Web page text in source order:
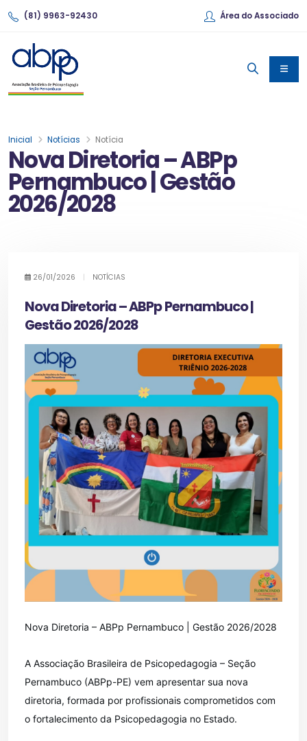
(81) 9963-92430 Área do Associado
Nova Diretoria – ABPp
Pernambuco | Gestão
2026/2028
Inicial Notícias Notícia
26/01/2026 NOTÍCIAS
Nova Diretoria – ABPp Pernambuco |
Gestão 2026/2028
Nova Diretoria – ABPp Pernambuco | Gestão 2026/2028
A Associação Brasileira de Psicopedagogia – Seção
Pernambuco (ABPp-PE) vem apresentar sua nova
diretoria, formada por profissionais comprometidos com
o fortalecimento da Psicopedagogia no Estado.